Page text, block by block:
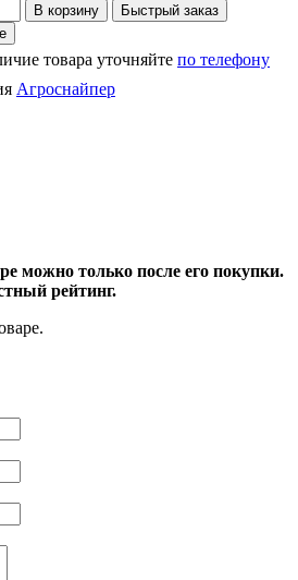
В корзину
Быстрый заказ
товара уточняйте по телефону
Агроснайпер
можно только после его покупки.
рейтинг.